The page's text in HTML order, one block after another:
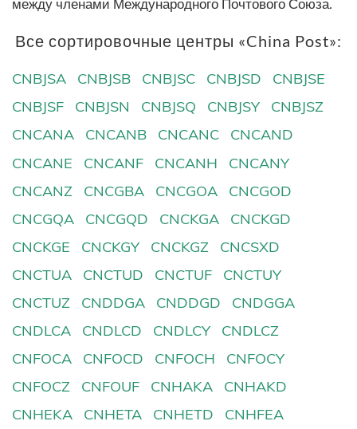
между членами Международного Почтового Союза.
Все сортировочные центры «China Post»:
CNBJSA CNBJSB CNBJSC CNBJSD
CNBJSE
CNBJSF
CNBJSN CNBJSQ CNBJSY
CNBJSZ
CNCANA
CNCANB CNCANC
CNCAND
CNCANE
CNCANF CNCANH
CNCANY
CNCANZ
CNCGBA CNCGOA
CNCGOD
CNCGQA
CNCGQD CNCKGA
CNCKGD
CNCKGE
CNCKGY CNCKGZ
CNCSXD
CNCTUA
CNCTUD CNCTUF
CNCTUY
CNCTUZ
CNDDGA CNDDGD
CNDGGA
CNDLCA
CNDLCD CNDLCY
CNDLCZ
CNFOCA
CNFOCD CNFOCH
CNFOCY
CNFOCZ
CNFOUF CNHAKA
CNHAKD
CNHEKA
CNHETA CNHETD CNHFEA